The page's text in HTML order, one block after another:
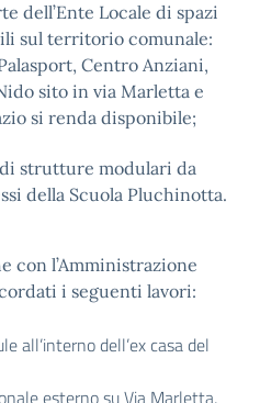
dell’Ente Locale di spazi
sul territorio comunale:
Centro Anziani,
sito in via Marletta e
si renda disponibile;
strutture modulari da
della Scuola Pluchinotta.
con l’Amministrazione
i seguenti lavori:
all’interno dell’ex casa del
esterno su Via Marletta,